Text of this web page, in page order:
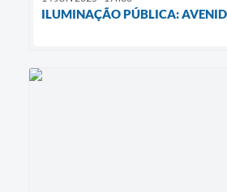
ILUMINAÇÃO PÚBLICA: